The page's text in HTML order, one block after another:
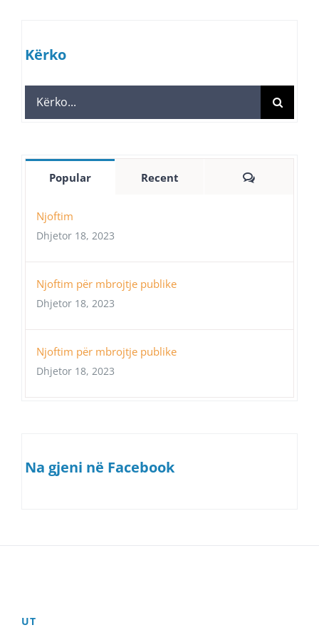
Kërko
Search
for:
Popular Recent Comments
Njoftim
Dhjetor 18, 2023
Njoftim për mbrojtje publike
Dhjetor 18, 2023
Njoftim për mbrojtje publike
Dhjetor 18, 2023
Na gjeni në Facebook
UT